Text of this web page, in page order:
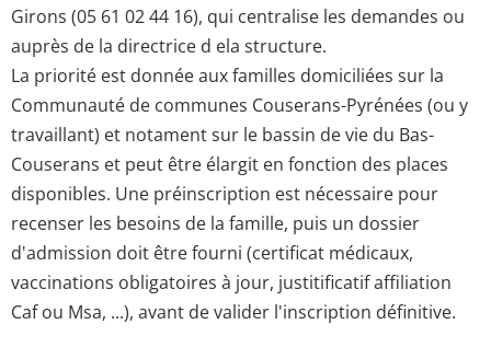
Girons (05 61 02 44 16), qui centralise les demandes ou
auprès de la directrice d ela structure.
La priorité est donnée aux familles domiciliées sur la
Communauté de communes Couserans-Pyrénées (ou y
travaillant) et notament sur le bassin de vie du Bas-
Couserans et peut être élargit en fonction des places
disponibles. Une préinscription est nécessaire pour
recenser les besoins de la famille, puis un dossier
d'admission doit être fourni (certificat médicaux,
vaccinations obligatoires à jour, justitificatif affiliation
Caf ou Msa, ...), avant de valider l'inscription définitive.